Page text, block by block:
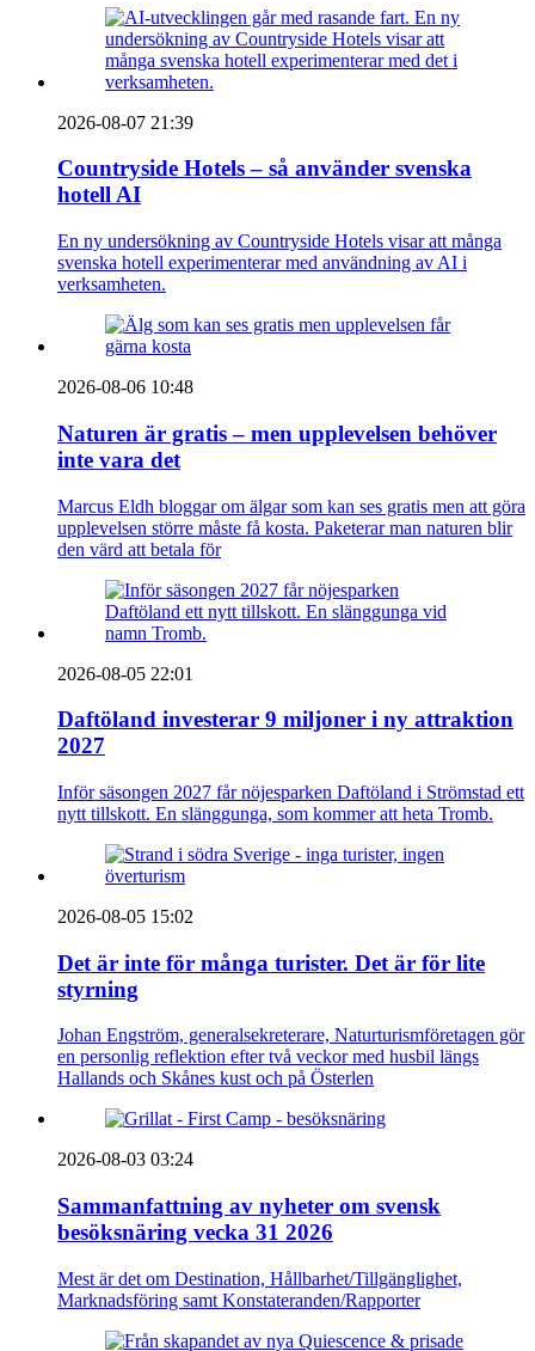
2026-08-07 21:39
Countryside Hotels – så använder svenska
hotell AI
En ny undersökning av Countryside Hotels visar att många
svenska hotell experimenterar med användning av AI i
verksamheten.
2026-08-06 10:48
Naturen är gratis – men upplevelsen behöver
inte vara det
Marcus Eldh bloggar om älgar som kan ses gratis men att göra
upplevelsen större måste få kosta. Paketerar man naturen blir
den värd att betala för
2026-08-05 22:01
Daftöland investerar 9 miljoner i ny attraktion
2027
Inför säsongen 2027 får nöjesparken Daftöland i Strömstad ett
nytt tillskott. En slänggunga, som kommer att heta Tromb.
2026-08-05 15:02
Det är inte för många turister. Det är för lite
styrning
Johan Engström, generalsekreterare, Naturturismföretagen gör
en personlig reflektion efter två veckor med husbil längs
Hallands och Skånes kust och på Österlen
2026-08-03 03:24
Sammanfattning av nyheter om svensk
besöksnäring vecka 31 2026
Mest är det om Destination, Hållbarhet/Tillgänglighet,
Marknadsföring samt Konstateranden/Rapporter